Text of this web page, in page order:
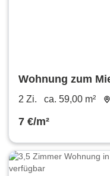
Wohnung zum
m²
2 Zi. ca. 59,00 m²
7 €/m²